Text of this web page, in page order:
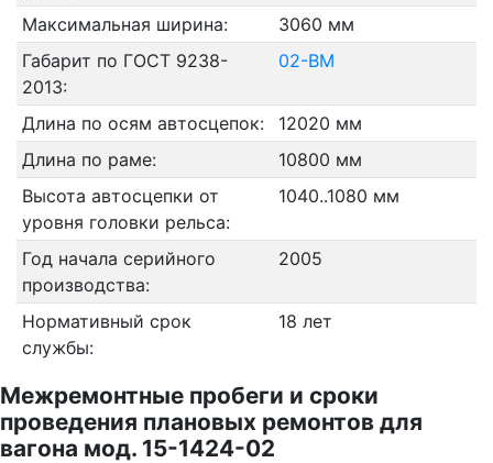
Максимальная ширина:
3060 мм
Габарит по ГОСТ 9238-
2013:
02-ВМ
Длина по осям автосцепок:
12020 мм
Длина по раме:
10800 мм
Высота автосцепки от
уровня головки рельса:
1040..1080 мм
Год начала серийного
производства:
2005
Нормативный срок
службы:
18 лет
Межремонтные пробеги и сроки
проведения плановых ремонтов для
вагона мод. 15-1424-02